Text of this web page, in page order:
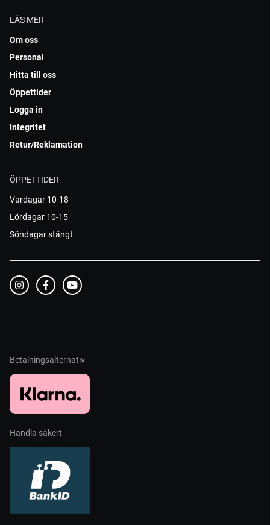
LÄS MER
Om oss
Personal
Hitta till oss
Öppettider
Logga in
Integritet
Retur/Reklamation
ÖPPETTIDER
Vardagar 10-18
Lördagar 10-15
Söndagar stängt
Betalningsalternativ
Handla säkert